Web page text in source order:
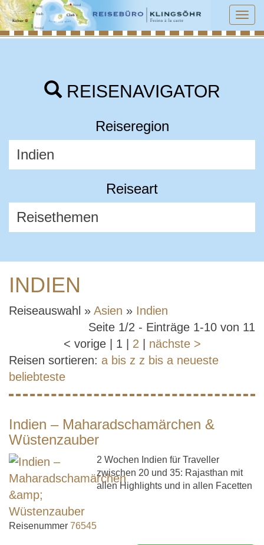
REISENAVIGATOR
Reiseregion
Reiseart
INDIEN
Reiseauswahl » Asien » Indien
Seite 1/2 - Einträge 1-10 von 11
< vorige 1 2 nächste >
Reisen sortieren: a bis z z bis a neueste
beliebteste
Indien – Maharadschamärchen &
Wüstenzauber
2 Wochen Indien für Traveller
zwischen 20 und 35: Rajasthan mit
allen Highlights und in allen Facetten
Reisenummer 76545